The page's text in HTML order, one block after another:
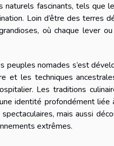
fascinants, tels que
Loin d’être des terres
où chaque lever
nomades s’est
les techniques
Les traditions
identité profondément
mais aussi
extrêmes.